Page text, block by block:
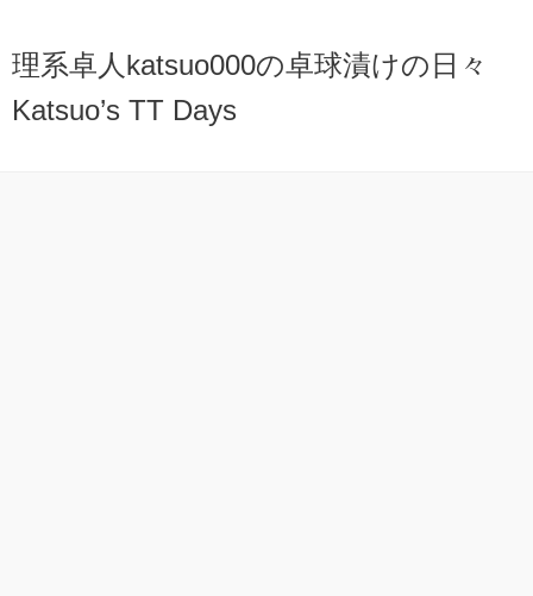
理系卓人katsuo000の卓球漬けの日々
Katsuo’s TT Days